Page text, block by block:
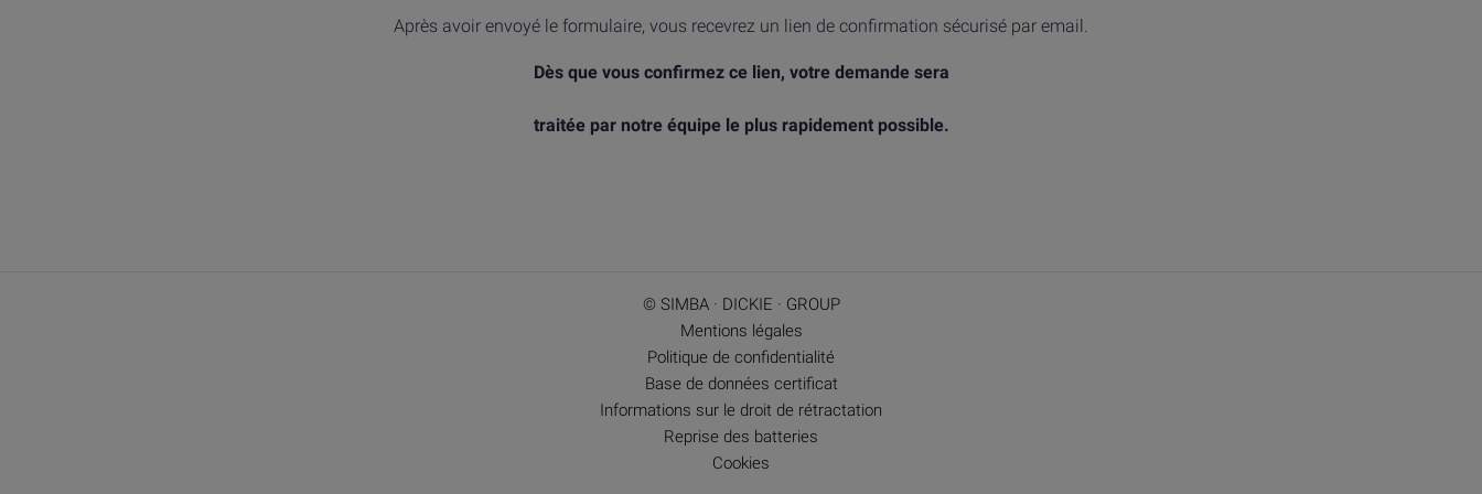
Après avoir envoyé le formulaire, vous recevrez un lien de confirmation sécurisé par email.
Dès que vous confirmez ce lien, votre demande sera
traitée par notre équipe le plus rapidement possible.
© SIMBA · DICKIE · GROUP
Mentions légales
Politique de confidentialité
Base de données certificat
Informations sur le droit de rétractation
Reprise des batteries
Cookies